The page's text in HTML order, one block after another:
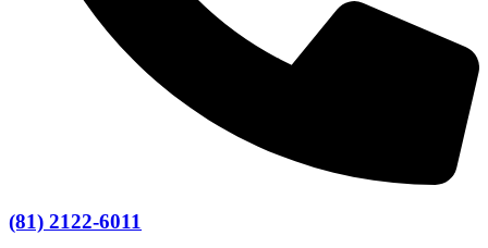
(81) 2122-6011